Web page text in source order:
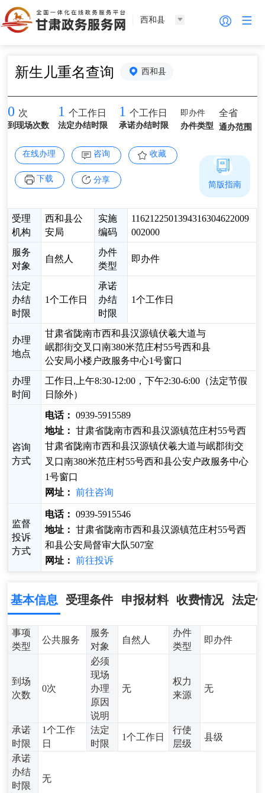
西和县
新生儿重名查询 西和县
0 次
到现场次数
1 个工作日
法定办结时限
1 个工作日
承诺办结时限
即办件
办件类型
全省
通办范围
在线办理 咨询 收藏
下载 分享
受理
机构
西和县公
安局
实施
编码
1162122501394316304622009
002000
服务
对象
自然人
办件
类型
即办件
法定
办结
时限
1个工作日
承诺
办结
时限
1个工作日
办理
地点
甘肃省陇南市西和县汉源镇伏羲大道与
岷郡街交叉口南380米范庄村55号西和县
公安局小楼户政服务中心1号窗口
办理
时间
工作日,上午8:30-12:00，下午2:30-6:00（法定节假
日除外）
咨询
方式
电话： 0939-5915589
地址： 甘肃省陇南市西和县汉源镇范庄村55号西
甘肃省陇南市西和县汉源镇伏羲大道与岷郡街交
叉口南380米范庄村55号西和县公安户政服务中心
1号窗口
网址： 前往咨询
监督
投诉
方式
电话： 0939-5915546
地址： 甘肃省陇南市西和县汉源镇范庄村55号西
和县公安局督审大队507室
网址： 前往投诉
简版指南
基本信息 受理条件 申报材料 收费情况 法定
事项
类型
公共服务
服务
对象
自然人
办件
类型
即办件
到场
次数
0次
必须
现场
办理
原因
说明
无
权力
来源
无
承诺
时限
1个工作
日
法定
时限
1个工作日
行使
层级
县级
承诺
办结
时限
无